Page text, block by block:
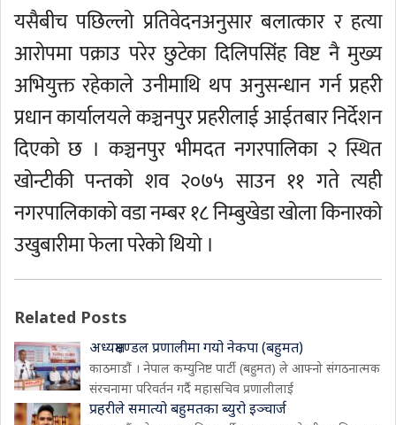
यसैबीच पछिल्लो प्रतिवेदनअनुसार बलात्कार र हत्या
आरोपमा पक्राउ परेर छुटेका दिलिपसिंह विष्ट नै मुख्य
अभियुक्त रहेकाले उनीमाथि थप अनुसन्धान गर्न प्रहरी
प्रधान कार्यालयले कञ्चनपुर प्रहरीलाई आईतबार निर्देशन
दिएको छ । कञ्चनपुर भीमदत नगरपालिका २ स्थित
खोन्टीकी पन्तको शव २०७५ साउन ११ गते त्यही
नगरपालिकाको वडा नम्बर १८ निम्बुखेडा खोला किनारको
उखुबारीमा फेला परेको थियो ।
Related Posts
अध्यक्षमण्डल प्रणालीमा गयो नेकपा (बहुमत)
काठमाडौं । नेपाल कम्युनिष्ट पार्टी (बहुमत) ले आफ्नो संगठनात्मक
संरचनामा परिवर्तन गर्दै महासचिव प्रणालीलाई
प्रहरीले समात्यो बहुमतका ब्युरो इञ्चार्ज